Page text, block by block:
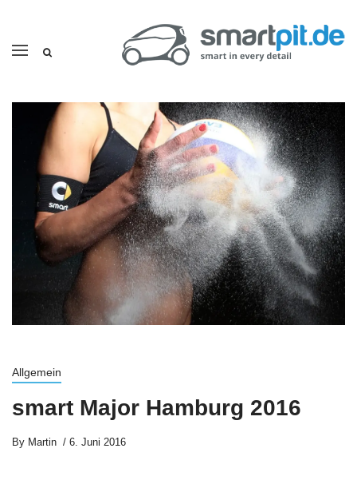
Allgemein
smart Major Hamburg 2016
By Martin 6. Juni 2016